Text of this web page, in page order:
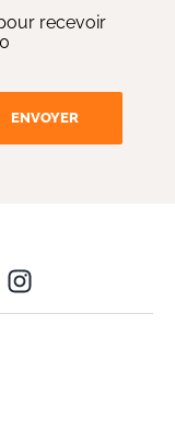
recevoir
ENVOYER